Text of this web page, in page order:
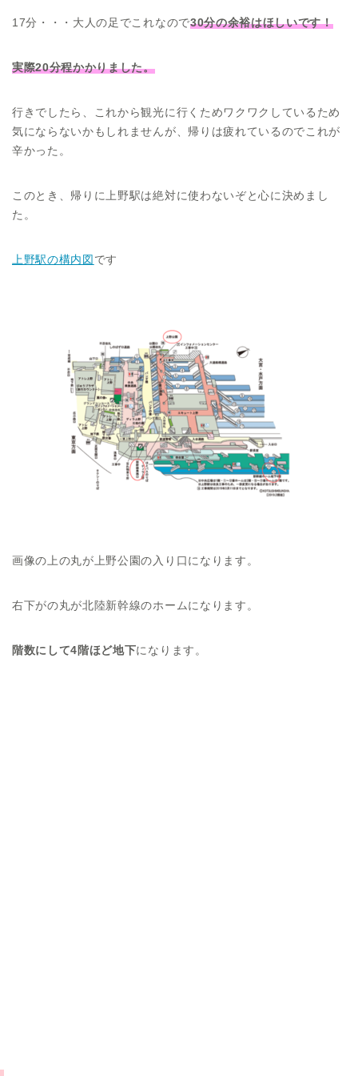
17分・・・大人の足でこれなので30分の余裕はほしいです！
実際20分程かかりました。
行きでしたら、これから観光に行くためワクワクしているため
気にならないかもしれませんが、帰りは疲れているのでこれが
辛かった。
このとき、帰りに上野駅は絶対に使わないぞと心に決めまし
た。
上野駅の構内図 です
画像の上の丸が上野公園の入り口になります。
右下がの丸が北陸新幹線のホームになります。
階数にして4階ほど地下になります。